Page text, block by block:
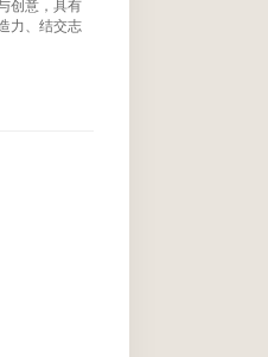
创意，具有
力、结交志